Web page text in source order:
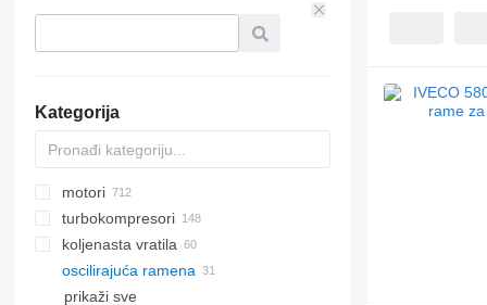
Kategorija
motori
turbokompresori
koljenasta vratila
oscilirajuća ramena
prikaži sve